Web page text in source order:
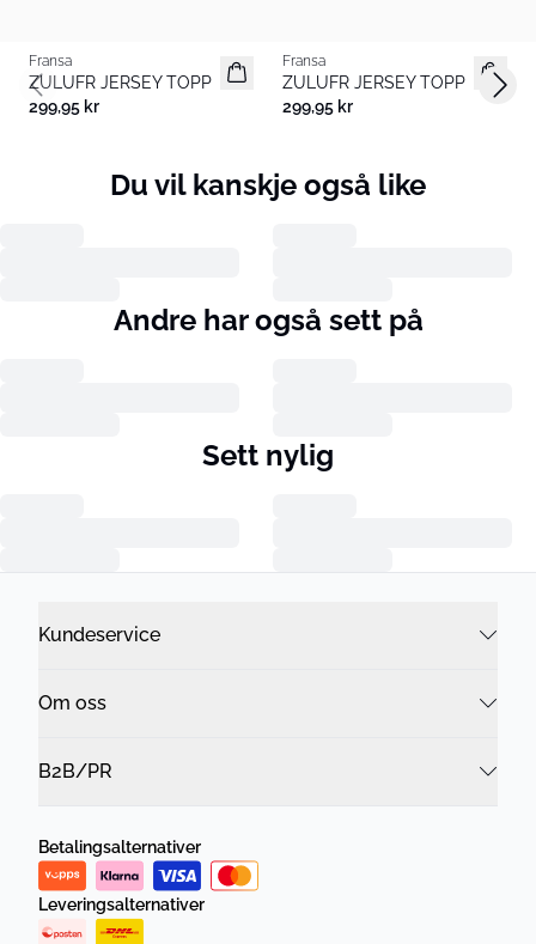
Basic
Fransa
ZULUFR JERSEY TOPP
299,95 kr
Basic
Fransa
ZULUFR JERSEY TOPP
299,95 kr
Previous slide
Du vil kanskje også like
Andre har også sett på
Sett nylig
Kundeservice
Om oss
B2B/PR
Betalingsalternativer
Leveringsalternativer